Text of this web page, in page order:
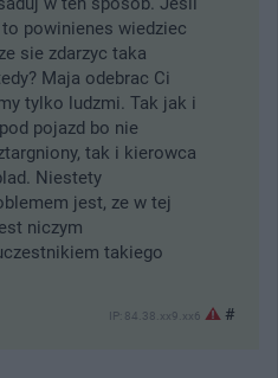
powinienes wiedziec
sie zdarzyc taka
Maja odebrac Ci
tylko ludzmi. Tak jak i
pojazd bo nie
tak i kierowca
Niestety
jest, ze w tej
niczym
takiego
IP: 84.38.xx9.xx6 #